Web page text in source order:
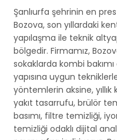
Şanlıurfa şehrinin en
Bozova, son yıllardaki
yapılaşma ile teknik
bölgedir. Firmamız,
sokaklarda kombi
yapısına uygun
yöntemlerin aksine, yıllık
yakıt tasarrufu, brülör
basımı, filtre temizliği,
temizliği odaklı dijital